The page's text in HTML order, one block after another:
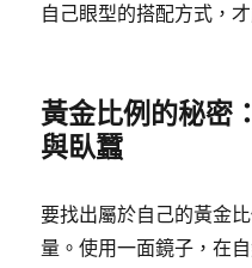
自己眼型的搭配方式，
黃金比例的秘密
與臥蠶
要找出屬於自己的黃金
量。使用一面鏡子，在